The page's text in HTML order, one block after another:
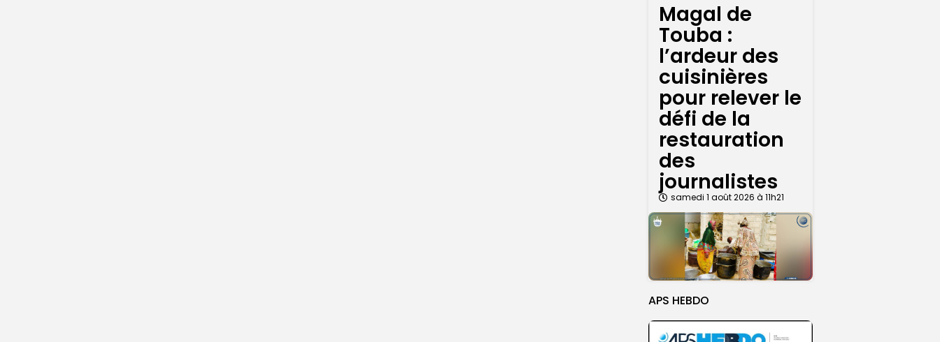
Magal de
Touba :
l’ardeur des
cuisinières
pour relever le
défi de la
restauration
des
journalistes
samedi 1 août 2026 à 11h21
APS HEBDO